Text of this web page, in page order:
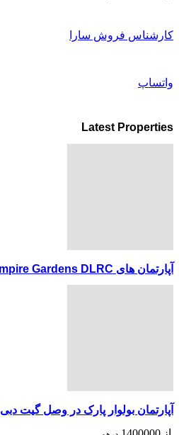
کارشناس فروش سارا
واتساپ
Latest Properties
آپارتمان های Empire Gardens DLRC
آپارتمان بولوار پارک در وصل گیت دبی